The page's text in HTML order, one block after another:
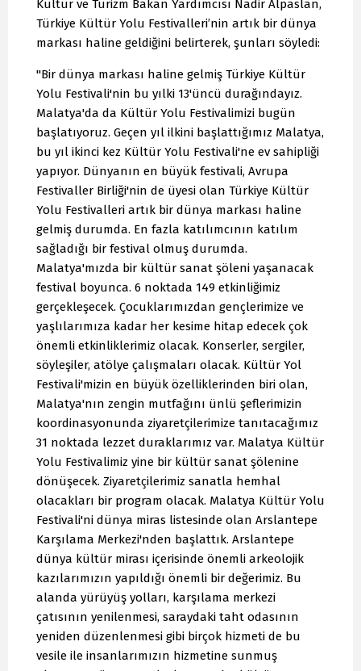
Kültür ve Turizm Bakan Yardımcısı Nadir Alpaslan,
Türkiye Kültür Yolu Festivalleri’nin artık bir dünya
markası haline geldiğini belirterek, şunları söyledi:
"Bir dünya markası haline gelmiş Türkiye Kültür
Yolu Festivali'nin bu yılki 13'üncü durağındayız.
Malatya'da da Kültür Yolu Festivalimizi bugün
başlatıyoruz. Geçen yıl ilkini başlattığımız Malatya,
bu yıl ikinci kez Kültür Yolu Festivali'ne ev sahipliği
yapıyor. Dünyanın en büyük festivali, Avrupa
Festivaller Birliği'nin de üyesi olan Türkiye Kültür
Yolu Festivalleri artık bir dünya markası haline
gelmiş durumda. En fazla katılımcının katılım
sağladığı bir festival olmuş durumda.
Malatya'mızda bir kültür sanat şöleni yaşanacak
festival boyunca. 6 noktada 149 etkinliğimiz
gerçekleşecek. Çocuklarımızdan gençlerimize ve
yaşlılarımıza kadar her kesime hitap edecek çok
önemli etkinliklerimiz olacak. Konserler, sergiler,
söyleşiler, atölye çalışmaları olacak. Kültür Yol
Festivali'mizin en büyük özelliklerinden biri olan,
Malatya'nın zengin mutfağını ünlü şeflerimizin
koordinasyonunda ziyaretçilerimize tanıtacağımız
31 noktada lezzet duraklarımız var. Malatya Kültür
Yolu Festivalimiz yine bir kültür sanat şölenine
dönüşecek. Ziyaretçilerimiz sanatla hemhal
olacakları bir program olacak. Malatya Kültür Yolu
Festivali'ni dünya miras listesinde olan Arslantepe
Karşılama Merkezi'nden başlattık. Arslantepe
dünya kültür mirası içerisinde önemli arkeolojik
kazılarımızın yapıldığı önemli bir değerimiz. Bu
alanda yürüyüş yolları, karşılama merkezi
çatısının yenilenmesi, saraydaki taht odasının
yeniden düzenlenmesi gibi birçok hizmeti de bu
vesile ile insanlarımızın hizmetine sunmuş